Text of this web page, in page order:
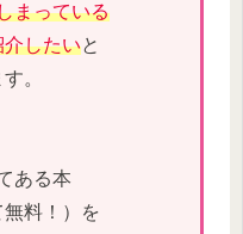
まっている
介したいと
。
ある本
無料！）を